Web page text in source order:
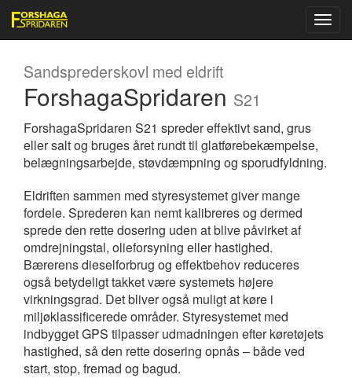
Sandsprederskovl med eldrift
ForshagaSpridaren S21
ForshagaSpridaren S21 spreder effektivt sand, grus
eller salt og bruges året rundt til glatførebekæmpelse,
belægningsarbejde, støvdæmpning og sporudfyldning.
Eldriften sammen med styresystemet giver mange
fordele. Sprederen kan nemt kalibreres og dermed
sprede den rette dosering uden at blive påvirket af
omdrejningstal, olieforsyning eller hastighed.
Bærerens dieselforbrug og effektbehov reduceres
også betydeligt takket være systemets højere
virkningsgrad. Det bliver også muligt at køre i
miljøklassificerede områder. Styresystemet med
indbygget GPS tilpasser udmadningen efter køretøjets
hastighed, så den rette dosering opnås – både ved
start, stop, fremad og bagud.